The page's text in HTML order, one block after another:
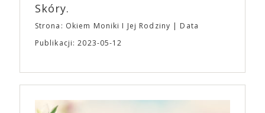
Skóry.
Strona: Okiem Moniki I Jej Rodziny
Data
Publikacji: 2023-05-12